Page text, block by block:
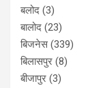
बलोद (3)
बालोद (23)
बिजनेस(339)
बिलासपुर (8)
बीजापुर (3)